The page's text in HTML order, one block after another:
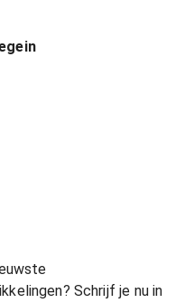
Schrijf je nu in